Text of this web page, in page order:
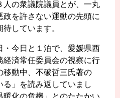
人の衆議院議員とが、一丸
政を許さない運動の先頭に
しています。
・今日と１泊で、愛媛県西
経済常任委員会の視察に行
移動中、不破哲三氏著の
る」を読み返していまし
暖化の危機」とのたたかい